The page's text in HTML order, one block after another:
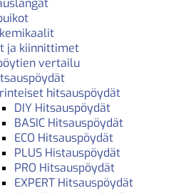
ja kiinnittimet
vertailu
hitsauspöydät
DIY Hitsauspöydät
BASIC Hitsauspöydät
ECO Hitsauspöydät
PLUS Histauspöydät
PRO Hitsauspöydät
EXPERT Hitsauspöydät